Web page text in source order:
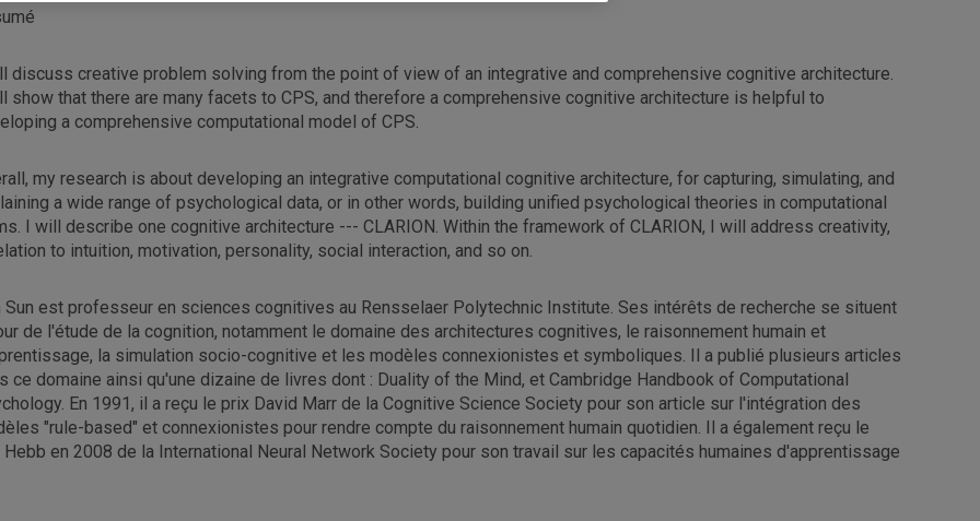
discuss creative problem solving from the point of view of an integrative and comprehensive cognitive architecture.
show that there are many facets to CPS, and therefore a comprehensive cognitive architecture is helpful to
a comprehensive computational model of CPS.
my research is about developing an integrative computational cognitive architecture, for capturing, simulating, and
a wide range of psychological data, or in other words, building unified psychological theories in computational
I will describe one cognitive architecture --- CLARION. Within the framework of CLARION, I will address creativity,
to intuition, motivation, personality, social interaction, and so on.
Sun est professeur en sciences cognitives au Rensselaer Polytechnic Institute. Ses intérêts de recherche se situent
de l'étude de la cognition, notamment le domaine des architectures cognitives, le raisonnement humain et
la simulation socio-cognitive et les modèles connexionistes et symboliques. Il a publié plusieurs articles
ce domaine ainsi qu'une dizaine de livres dont : Duality of the Mind, et Cambridge Handbook of Computational
En 1991, il a reçu le prix David Marr de la Cognitive Science Society pour son article sur l'intégration des
"rule-based" et connexionistes pour rendre compte du raisonnement humain quotidien. Il a également reçu le
Hebb en 2008 de la International Neural Network Society pour son travail sur les capacités humaines d'apprentissage